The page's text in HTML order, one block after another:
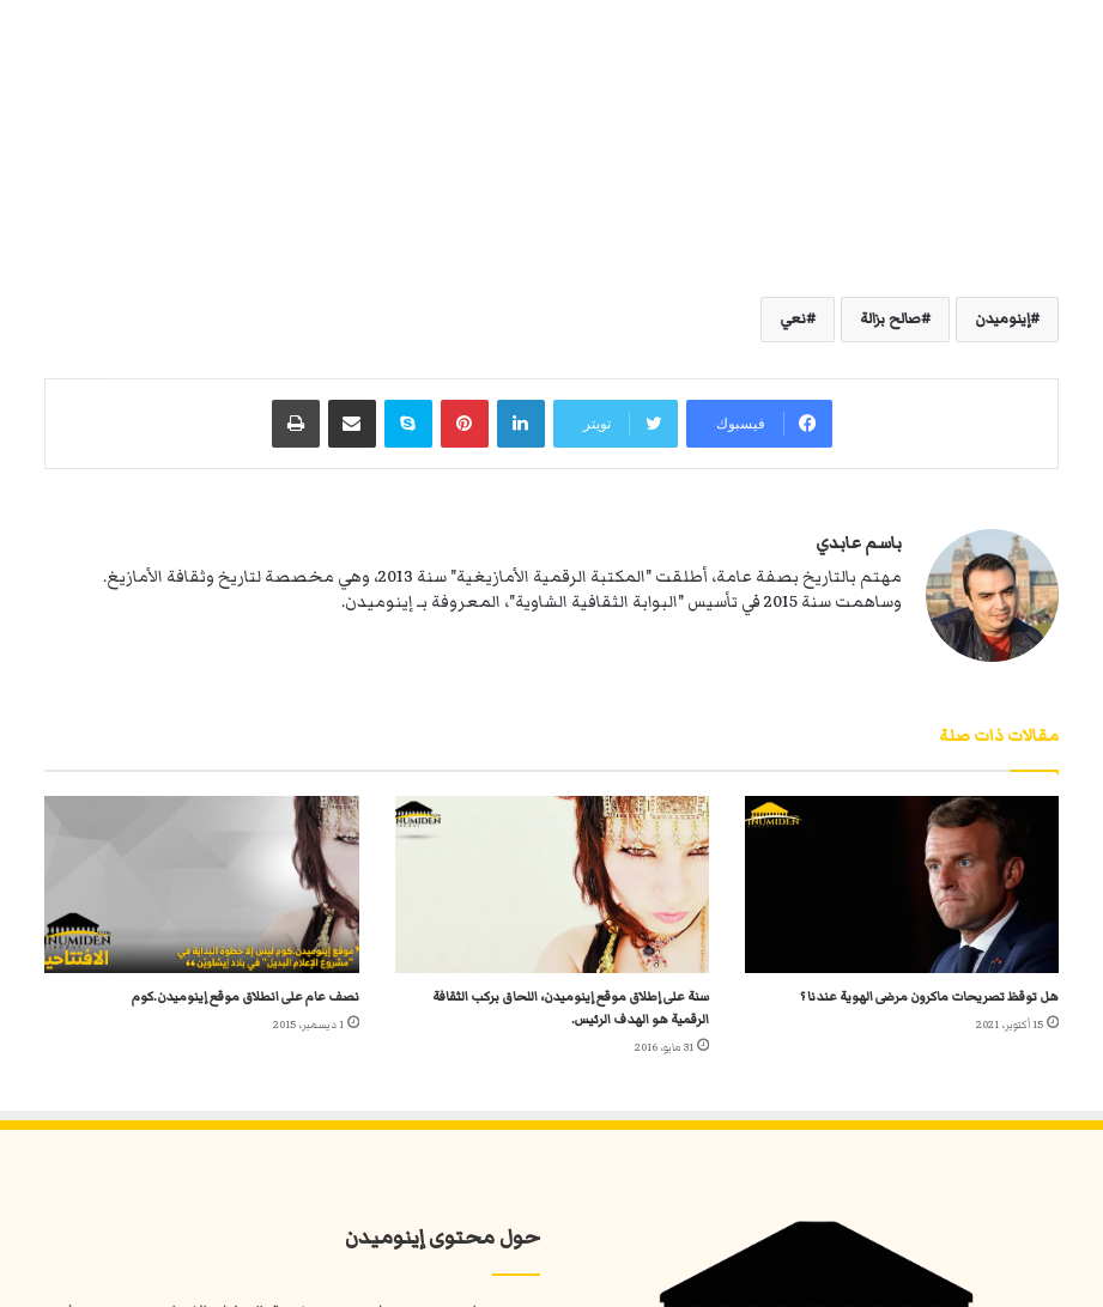
إينوميدن صالح بزالة نعي
فيسبوك تويتر
لينكدإنبينتيريستسكايب مشاركة عبر البريد طباعة
باسم عابدي
مهتم بالتاريخ بصفة عامة، أطلقت "المكتبة الرقمية الأمازيغية" سنة 2013، وهي مخصصة لتاريخ وثقافة الأمازيغ.
وساهمت سنة 2015 في تأسيس "البوابة الثقافية الشاوية"، المعروفة بـ إينوميدن.
مقالات ذات صلة
هل توقظ تصريحات ماكرون مرضى الهوية عندنا ؟
15 أكتوبر، 2021
سنة على إطلاق موقع إينوميدن، اللحاق بركب الثقافة
الرقمية هو الهدف الرئيس.
31 مايو، 2016
نصف عام على انطلاق موقع إينوميدن.كوم
1 ديسمبر، 2015
حول محتوى إينوميدن